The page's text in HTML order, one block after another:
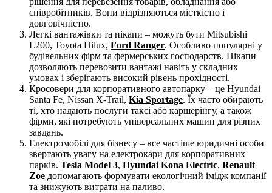
співробітників. Вони відрізняються місткістю і
довговічністю.
Легкі вантажівки та пікапи – можуть бути Mitsubishi
L200, Toyota Hilux, Ford Ranger. Особливо популярні у
будівельних фірм та фермерських господарств. Пікапи
дозволяють перевозити вантажі навіть у складних
умовах і зберігають високий рівень прохідності.
Кросовери для корпоративного автопарку – це Hyundai
Santa Fe, Nissan X-Trail, Kia Sportage. Їх часто обирають
ті, хто надають послуги таксі або каршерінгу, а також
фірми, які потребують універсальних машин для різних
завдань.
Електромобілі для бізнесу – все частіше юридичні особи
звертають увагу на електрокари для корпоративних
парків. Tesla Model 3, Hyundai Kona Electric, Renault
Zoe допомагають формувати екологічний імідж компанії
та знижують витрати на паливо.